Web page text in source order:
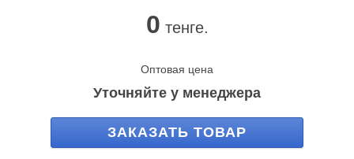
0 тенге.
Оптовая цена
Уточняйте у менеджера
ЗАКАЗАТЬ ТОВАР